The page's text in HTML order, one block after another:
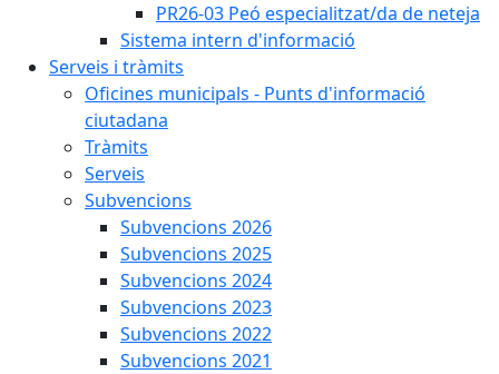
PR26-03 Peó especialitzat/da de neteja
Sistema intern d'informació
Serveis i tràmits
Oficines municipals - Punts d'informació
ciutadana
Tràmits
Serveis
Subvencions
Subvencions 2026
Subvencions 2025
Subvencions 2024
Subvencions 2023
Subvencions 2022
Subvencions 2021